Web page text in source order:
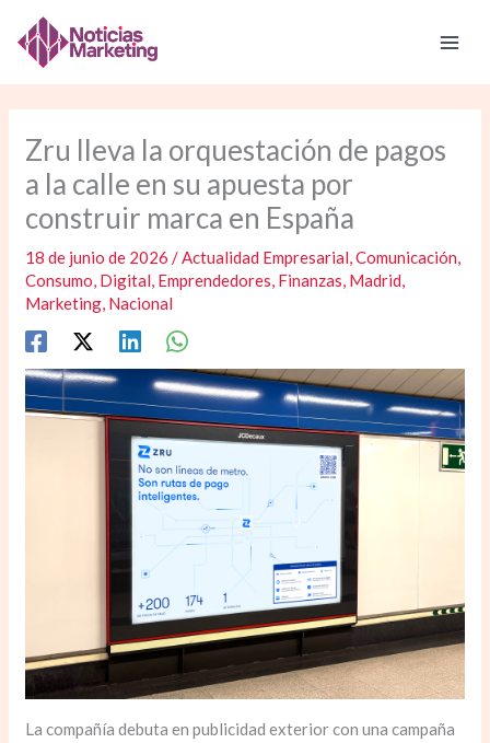
contenido
Zru lleva la orquestación de pagos
a la calle en su apuesta por
construir marca en España
18 de junio de 2026/Actualidad Empresarial,Comunicación,
Consumo, Digital, Emprendedores, Finanzas, Madrid,
Marketing, Nacional
La compañía debuta en publicidad exterior con una campaña